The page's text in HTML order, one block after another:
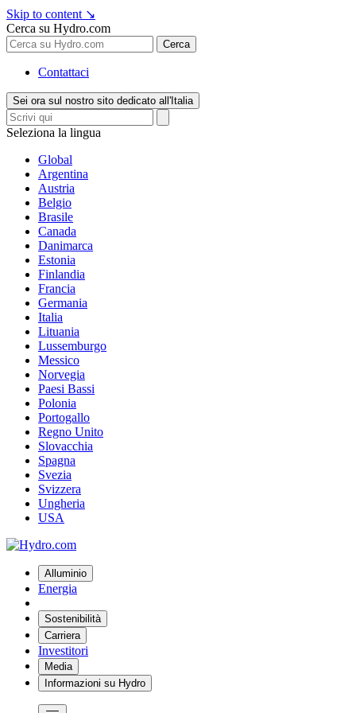
Skip to content ↘
Cerca su Hydro.com
Cerca
Contattaci
Sei ora sul nostro sito dedicato all'Italia
Seleziona la lingua
Global
Argentina
Austria
Belgio
Brasile
Canada
Danimarca
Estonia
Finlandia
Francia
Germania
Italia
Lituania
Lussemburgo
Messico
Norvegia
Paesi Bassi
Polonia
Portogallo
Regno Unito
Slovacchia
Spagna
Svezia
Svizzera
Ungheria
USA
Alluminio
Energia
Sostenibilità
Carriera
Investitori
Media
Informazioni su Hydro